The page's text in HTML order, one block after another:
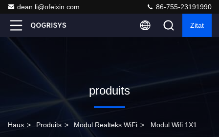
dean.li@ofeixin.com 86-755-23191990
Zitat
produits
Haus > Produits > Modul Realteks WiFi > Modul Wifi 1X1